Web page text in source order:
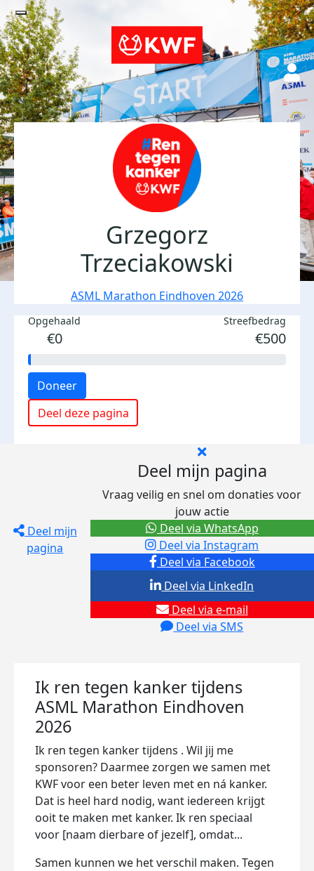
Grzegorz
Trzeciakowski
ASML Marathon Eindhoven 2026
Opgehaald
€0
Streefbedrag
€500
Doneer
Deel deze pagina
Deel mijn
pagina
Deel mijn pagina
Vraag veilig en snel om donaties voor
jouw actie
Deel via Facebook
Deel via Instagram
Deel via e-mail
Deel via SMS
Deel via LinkedIn
Deel via WhatsApp
Ik ren tegen kanker tijdens
ASML Marathon Eindhoven
2026
Ik ren tegen kanker tijdens . Wil jij me
sponsoren? Daarmee zorgen we samen met
KWF voor een beter leven met en ná kanker.
Dat is heel hard nodig, want iedereen krijgt
ooit te maken met kanker. Ik ren speciaal
voor [naam dierbare of jezelf], omdat...
Samen kunnen we het verschil maken. Tegen